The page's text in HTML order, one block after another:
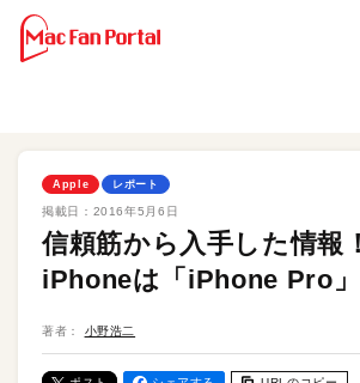
Apple レポート
掲載日： 2016年5月6日
信頼筋から入手した情報
iPhoneは「iPhone Pro」
著者： 小野浩二